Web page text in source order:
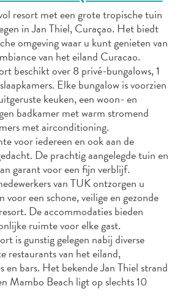
resort met een grote tropische tuin
in Jan Thiel, Curaçao. Het biedt
omgeving waar u kunt genieten van
van het eiland Curacao.
beschikt over 8 privé-bungalows, 1
Elke bungalow is voorzien
keuken, een woon- en
badkamer met warm stromend
met airconditioning.
voor iedereen en ook aan de
De prachtig aangelegde tuin en
garant voor een fijn verblijf.
van TUK ontzorgen u
voor een schone, veilige en gezonde
De accommodaties bieden
ruimte voor elke gast.
is gunstig gelegen nabij diverse
restaurants van het eiland,
en bars. Het bekende Jan Thiel strand
Mambo Beach ligt op slechts 10